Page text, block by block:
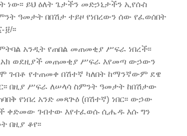
ነው፡፡ ይህ ዕለት ጌታችን መድኃኒታችን ኢየሱስ
ዓመታት በበሽታ ተይዞ የነበረውን ሰው የፈወሰበት
፡፡
አንዲት የጠበል መጠመቂያ ሥፍራ ነበረች፡፡
ወደዚያች መጠመቂያ ሥፍራ እየመጣ ውኃውን
ገብቶ የተጠመቀ በሽተኛ ካለበት ከማንኛውም ደዌ
በዚያ ሥፍራ ለሠላሳ ስምንት ዓመታት ከበሽታው
የነበረ አንድ መጻጕዕ (በሽተኛ) ነበር፡፡ ውኃው
ቀድመው ገብተው እየተፈወሱ ሲሔዱ እሱ ግን
በዚያ ቆየ፡፡